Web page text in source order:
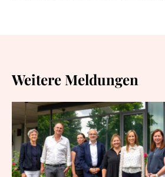
Weitere Meldungen